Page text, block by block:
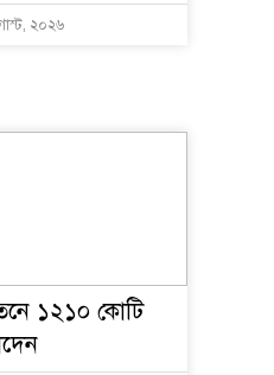
২০২৬
১২১০ কোটি